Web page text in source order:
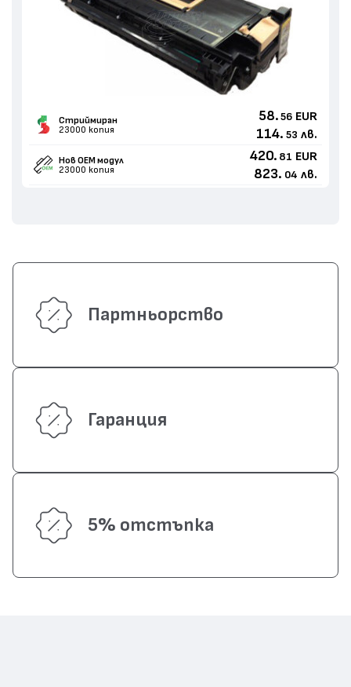
Стриймиран
23000 копия
58. 56 EUR
114. 53 лв.
Нов ОЕМ модул
23000 копия
420. 81 EUR
823. 04 лв.
Партньорство
Гаранция
5% отстъпка